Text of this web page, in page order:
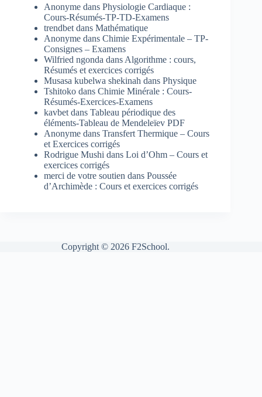
Anonyme dans Physiologie Cardiaque :
Cours-Résumés-TP-TD-Examens
trendbet dans Mathématique
Anonyme dans Chimie Expérimentale – TP-
Consignes – Examens
Wilfried ngonda dans Algorithme : cours,
Résumés et exercices corrigés
Musasa kubelwa shekinah dans Physique
Tshitoko dans Chimie Minérale : Cours-
Résumés-Exercices-Examens
kavbet dans Tableau périodique des
éléments-Tableau de Mendeleïev PDF
Anonyme dans Transfert Thermique – Cours
et Exercices corrigés
Rodrigue Mushi dans Loi d’Ohm – Cours et
exercices corrigés
merci de votre soutien dans Poussée
d’Archimède : Cours et exercices corrigés
Copyright © 2026 F2School.